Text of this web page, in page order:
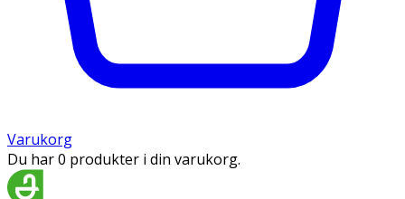
Varukorg
Du har 0 produkter i din varukorg.